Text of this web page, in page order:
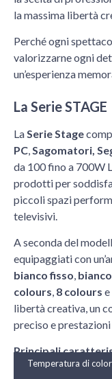
la massima libertà
Perché ogni
valorizzarne ogni
un’esperienza
La Serie STAGE
La Serie Stage
PC Sagomatori,
da 100 fino a 700W
prodotti per
piccoli spazi
televisivi.
A seconda del
equipaggiati con
bianco fisso,
colours, 8 colours e
libertà creativa, un
preciso e
Principali
Temperatura di